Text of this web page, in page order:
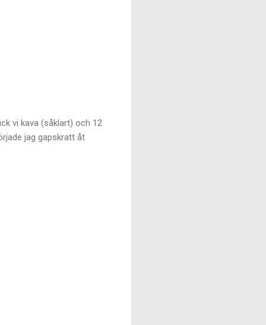
vi kava (såklart) och 12
jag gapskratt åt